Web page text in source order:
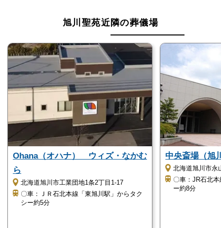
旭川聖苑はバリアフリーに対応しており、高齢者の方
でも利用しやすい斎場です。
2階建てですが、エレベーターがあるため上下の移動
がしやすくなっています。
また、多目的トイレが完備されています。
斎場の入口は段差がなく、施設内も控え室を含め段差
が少なくなっています。
そのため、車椅子の方や足腰に不安がある方も安心し
て利用できます。
旭川聖苑はこのような方におすすめ
旭川聖苑近隣の葬儀場
Ohana（オハナ） ウィズ・なかむ
ら
北海道旭川市工業団地1条2丁目1-17
〇車：ＪＲ石北本線「東旭川駅」からタク
シー約5分
中央斎場（旭
北海道旭川市永
〇車：JR石北
ー約8分